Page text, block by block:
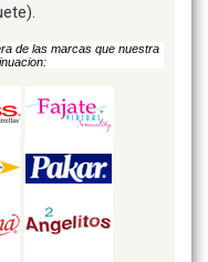
de las marcas que nuestra